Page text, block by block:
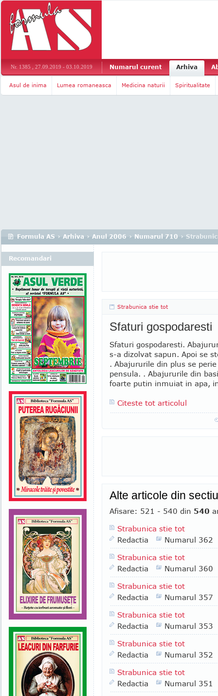
Nr. 1385 , 27.09.2019 - 03.10.2019 Numarul curent Arhiva
Asul de inima Lumea romaneasca Medicina naturii Spiritualitate
Formula AS › Arhiva › Anul 2006 › Numarul 710 ›
Strabunica stie tot
Sfaturi gospodaresti
Sfaturi gospodaresti.
s-a dizolvat sapun. Apoi se
. Abajururile din plus se
pensula. . Abajururile din
foarte putin inmuiat in apa,
Citeste tot articolul
Alte articole din
Afisare: 521 - 540 din 540
Strabunica stie tot
Redactia
Numarul 362
Strabunica stie tot
Redactia
Numarul 360
Strabunica stie tot
Redactia
Numarul 357
Strabunica stie tot
Redactia
Numarul 353
Strabunica stie tot
Redactia
Numarul 352
Strabunica stie tot
Redactia
Numarul 351
Recomandari